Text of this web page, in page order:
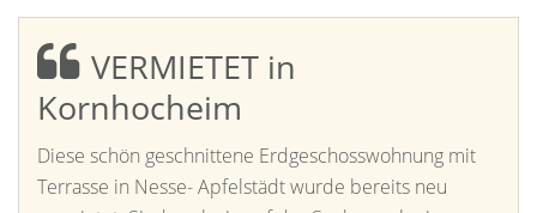
VERMIETET in
Kornhocheim
Diese schön geschnittene Erdgeschosswohnung mit
Terrasse in Nesse- Apfelstädt wurde bereits neu